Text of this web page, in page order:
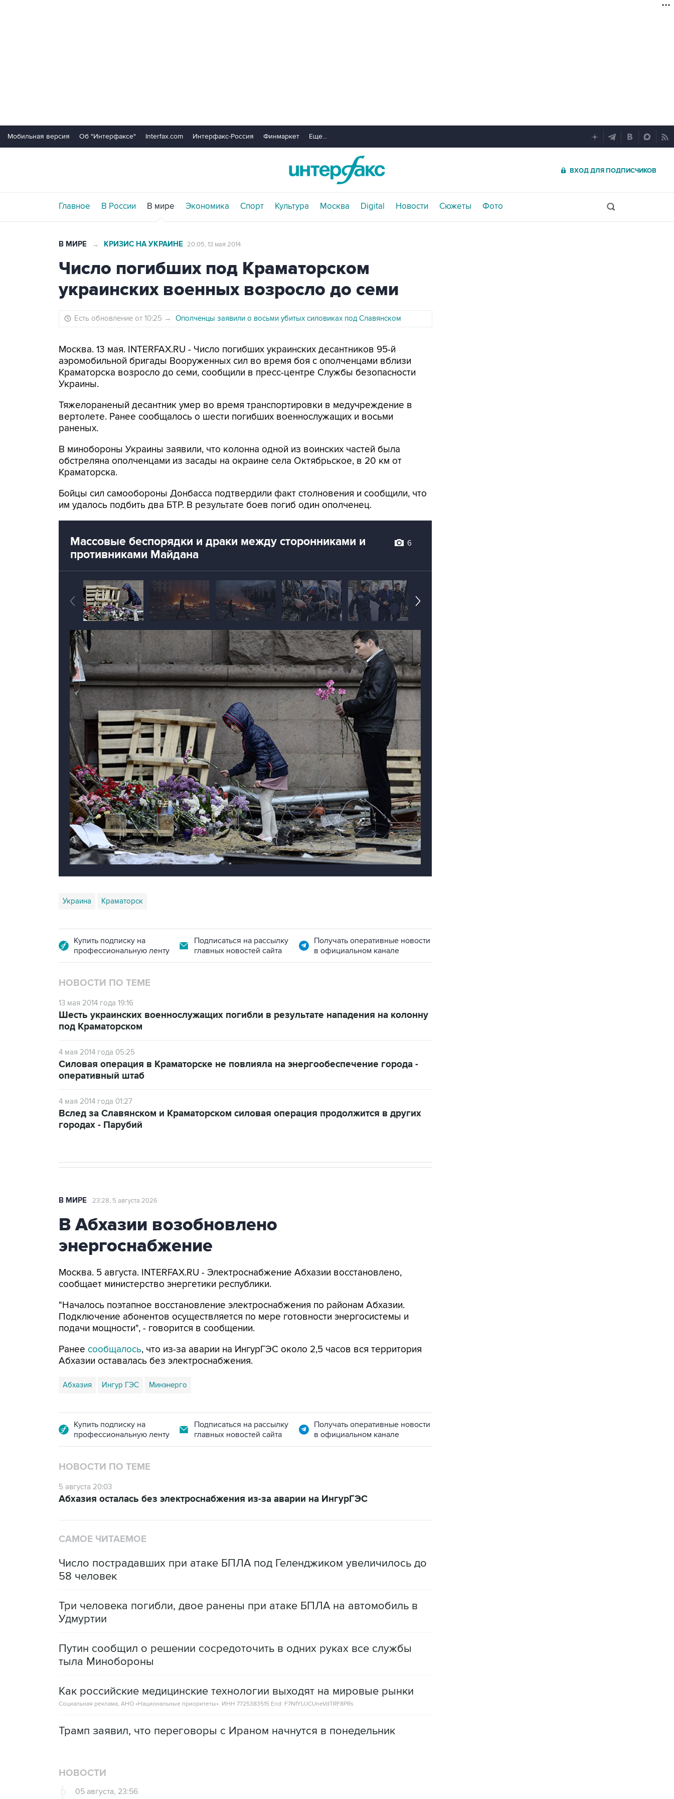
Мобильная версия Об "Интерфаксе" Interfax.com Интерфакс-Россия Финмаркет Еще...
ВХОД ДЛЯ ПОДПИСЧИКОВ
Главное В России В мире Экономика Спорт Культура Москва Digital Новости Сюжеты Фото
В МИРЕ → КРИЗИС НА УКРАИНЕ 20:05, 13 мая 2014
Число погибших под Краматорском
украинских военных возросло до семи
Есть обновление от 10:25 → Ополченцы заявили о восьми убитых силовиках под Славянском
Москва. 13 мая. INTERFAX.RU - Число погибших украинских десантников 95-й
аэромобильной бригады Вооруженных сил во время боя с ополченцами вблизи
Краматорска возросло до семи, сообщили в пресс-центре Службы безопасности
Украины.
Тяжелораненый десантник умер во время транспортировки в медучреждение в
вертолете. Ранее сообщалось о шести погибших военнослужащих и восьми
раненых.
В минобороны Украины заявили, что колонна одной из воинских частей была
обстреляна ополченцами из засады на окраине села Октябрьское, в 20 км от
Краматорска.
Бойцы сил самообороны Донбасса подтвердили факт столновения и сообщили, что
им удалось подбить два БТР. В результате боев погиб один ополченец.
Массовые беспорядки и драки между сторонниками и
противниками Майдана
6
Украина Краматорск
Купить подписку на
профессиональную ленту
Подписаться на рассылку
главных новостей сайта
Получать оперативные новости
в официальном канале
НОВОСТИ ПО ТЕМЕ
13 мая 2014 года 19:16
Шесть украинских военнослужащих погибли в результате нападения на колонну
под Краматорском
4 мая 2014 года 05:25
Силовая операция в Краматорске не повлияла на энергообеспечение города -
оперативный штаб
4 мая 2014 года 01:27
Вслед за Славянском и Краматорском силовая операция продолжится в других
городах - Парубий
В МИРЕ 23:28, 5 августа 2026
В Абхазии возобновлено
энергоснабжение
Москва. 5 августа. INTERFAX.RU - Электроснабжение Абхазии восстановлено,
сообщает министерство энергетики республики.
"Началось поэтапное восстановление электроснабжения по районам Абхазии.
Подключение абонентов осуществляется по мере готовности энергосистемы и
подачи мощности", - говорится в сообщении.
Ранее сообщалось, что из-за аварии на ИнгурГЭС около 2,5 часов вся территория
Абхазии оставалась без электроснабжения.
Абхазия Ингур ГЭС Минэнерго
Купить подписку на
профессиональную ленту
Подписаться на рассылку
главных новостей сайта
Получать оперативные новости
в официальном канале
НОВОСТИ ПО ТЕМЕ
5 августа 20:03
Абхазия осталась без электроснабжения из-за аварии на ИнгурГЭС
САМОЕ ЧИТАЕМОЕ
Число пострадавших при атаке БПЛА под Геленджиком увеличилось до
58 человек
Три человека погибли, двое ранены при атаке БПЛА на автомобиль в
Удмуртии
Путин сообщил о решении сосредоточить в одних руках все службы
тыла Минобороны
Как российские медицинские технологии выходят на мировые рынки
Социальная реклама, АНО «Национальные приоритеты». ИНН 7725383515 Erid: F7NfYUJCUneVdTRF8PRs
Трамп заявил, что переговоры с Ираном начнутся в понедельник
НОВОСТИ
05 августа, 23:56